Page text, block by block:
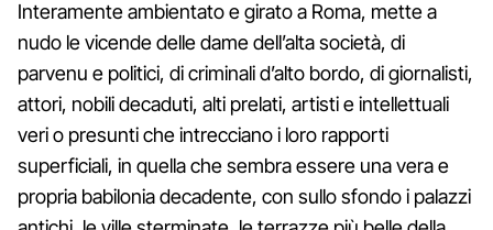
Interamente ambientato e girato a Roma, mette a
nudo le vicende delle dame dell’alta società, di
parvenu e politici, di criminali d’alto bordo, di giornalisti,
attori, nobili decaduti, alti prelati, artisti e intellettuali
veri o presunti che intrecciano i loro rapporti
superficiali, in quella che sembra essere una vera e
propria babilonia decadente, con sullo sfondo i palazzi